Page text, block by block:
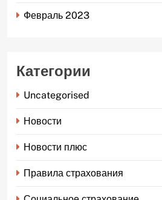
Февраль 2023
Категории
Uncategorised
Новости
Новости плюс
Правила страхования